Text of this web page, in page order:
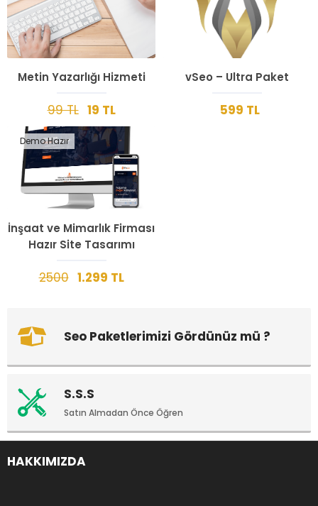
Metin Yazarlığı Hizmeti
99 TL 19 TL
vSeo – Ultra Paket
599 TL
Demo Hazır
İnşaat ve Mimarlık Firması
Hazır Site Tasarımı
2500 1.299 TL
Seo Paketlerimizi Gördünüz mü ?
S.S.S
Satın Almadan Önce Öğren
HAKKIMIZDA